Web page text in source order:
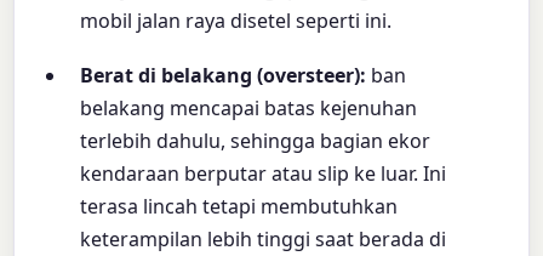
mobil jalan raya disetel seperti ini.
Berat di belakang (oversteer): ban
belakang mencapai batas kejenuhan
terlebih dahulu, sehingga bagian ekor
kendaraan berputar atau slip ke luar. Ini
terasa lincah tetapi membutuhkan
keterampilan lebih tinggi saat berada di